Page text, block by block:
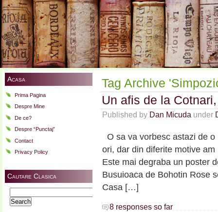
Acasa
Prima Pagina
Despre Mine
De ce?
Despre “Punctaj”
Contact
Privacy Policy
Cautare Clasica
for:
Tag Archive
Un afis de la
Published by Dan Micuda under
O sa va vorbesc astazi de
ori, dar din diferite motive
Este mai degraba un poster
Busuioaca de Bohotin Rose
Casa […]
8 responses so far